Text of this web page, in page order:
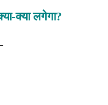
क्या लगेगा?